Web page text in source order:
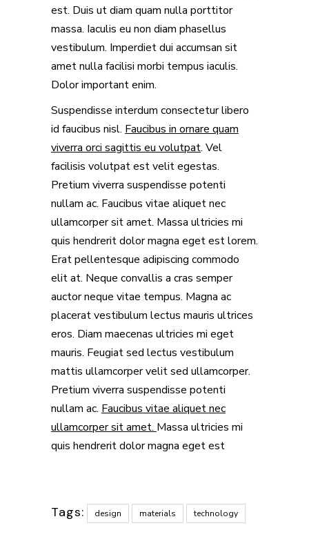
est. Duis ut diam quam nulla porttitor
massa. Iaculis eu non diam phasellus
vestibulum. Imperdiet dui accumsan sit
amet nulla facilisi morbi tempus iaculis.
Dolor important enim.
Suspendisse interdum consectetur libero
id faucibus nisl. Faucibus in ornare quam
viverra orci sagittis eu volutpat. Vel
facilisis volutpat est velit egestas.
Pretium viverra suspendisse potenti
nullam ac. Faucibus vitae aliquet nec
ullamcorper sit amet. Massa ultricies mi
quis hendrerit dolor magna eget est lorem.
Erat pellentesque adipiscing commodo
elit at. Neque convallis a cras semper
auctor neque vitae tempus. Magna ac
placerat vestibulum lectus mauris ultrices
eros. Diam maecenas ultricies mi eget
mauris. Feugiat sed lectus vestibulum
mattis ullamcorper velit sed ullamcorper.
Pretium viverra suspendisse potenti
nullam ac. Faucibus vitae aliquet nec
ullamcorper sit amet. Massa ultricies mi
quis hendrerit dolor magna eget est
Tags: design materials technology